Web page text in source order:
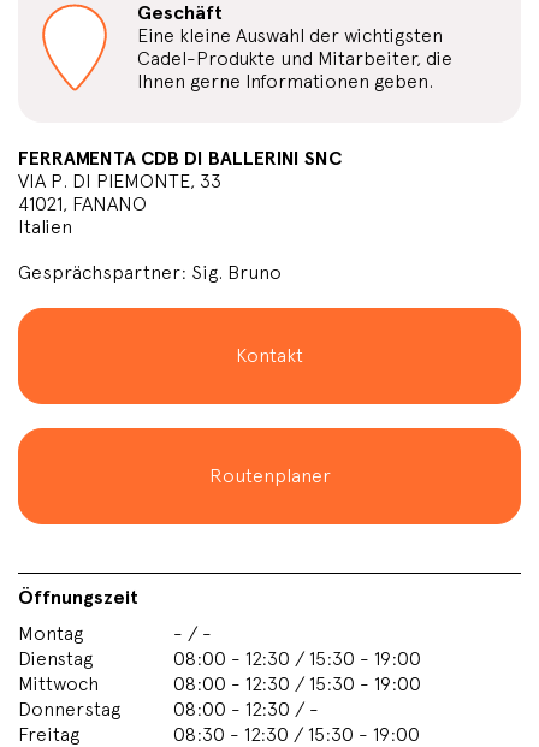
Geschäft
Eine kleine Auswahl der wichtigsten
Cadel-Produkte und Mitarbeiter, die
Ihnen gerne Informationen geben.
FERRAMENTA CDB DI BALLERINI SNC
VIA P. DI PIEMONTE, 33
41021, FANANO
Italien
Gesprächspartner: Sig. Bruno
Kontakt
Routenplaner
Öffnungszeit
Montag
- / -
Dienstag
08:00 - 12:30 / 15:30 - 19:00
Mittwoch
08:00 - 12:30 / 15:30 - 19:00
Donnerstag
08:00 - 12:30 / -
Freitag
08:30 - 12:30 / 15:30 - 19:00